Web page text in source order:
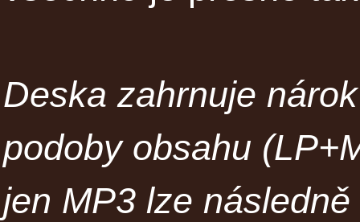
Deska zahrnuje
podoby obsahu
jen MP3 lze